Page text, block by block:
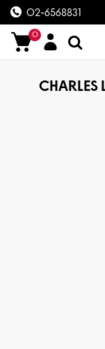
02-6568831
0